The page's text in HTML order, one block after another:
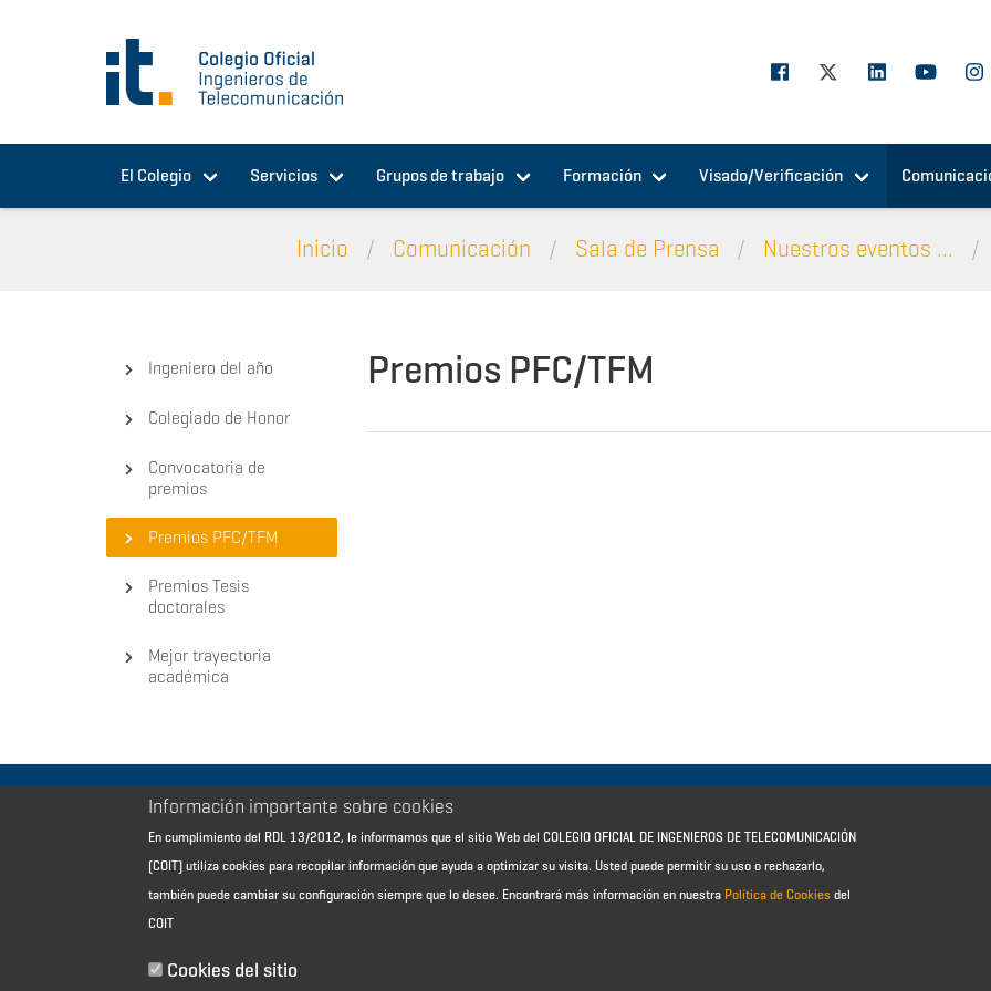
El Colegio Servicios Grupos de trabajo Formación Visado/Verificación
Inicio Comunicación Sala de Prensa Nuestros eventos ...
Ingeniero del año
Colegiado de Honor
Convocatoria de
premios
Premios PFC/TFM
Premios Tesis
doctorales
Mejor trayectoria
académica
Premios PFC/TFM
Aviso Legal - Información general
Contacto
Política de reembolso
Sitemap
Información importante sobre cookies
En cumplimiento del RDL 13/2012, le informamos que el sitio Web del COLEGIO OFICIAL DE INGENIEROS DE TELECOMUNICACIÓN
(COIT) utiliza cookies para recopilar información que ayuda a optimizar su visita. Usted puede permitir su uso o rechazarlo,
también puede cambiar su configuración siempre que lo desee. Encontrará más información en nuestra Política de Cookies del
COIT
Cookies del sitio